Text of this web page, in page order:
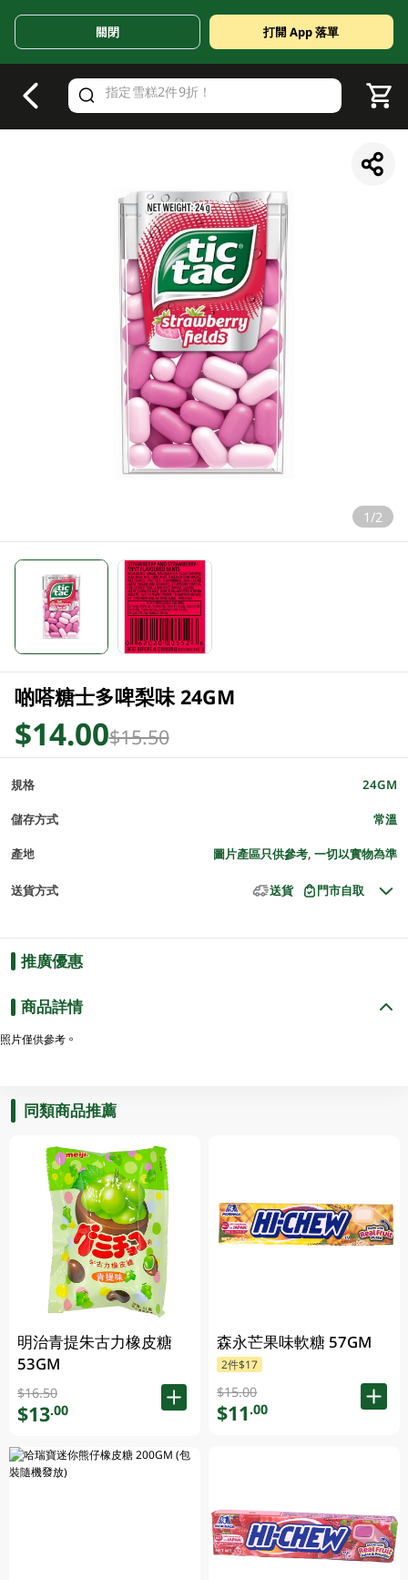
Valid Until 30 June 2026
關閉 打開 App 落單
1/2
啲嗒糖士多啤梨味 24GM
$14.00$15.50
規格 24GM
儲存方式 常溫
產地 圖片產區只供參考, 一切以實物為準
送貨方式 送貨 門市自取
推廣優惠
商品詳情
照片僅供參考。
同類商品推薦
明治青提朱古力橡皮糖
53GM
$16.50
$13.00
森永芒果味軟糖 57GM
2件$17
$15.00
$11.00